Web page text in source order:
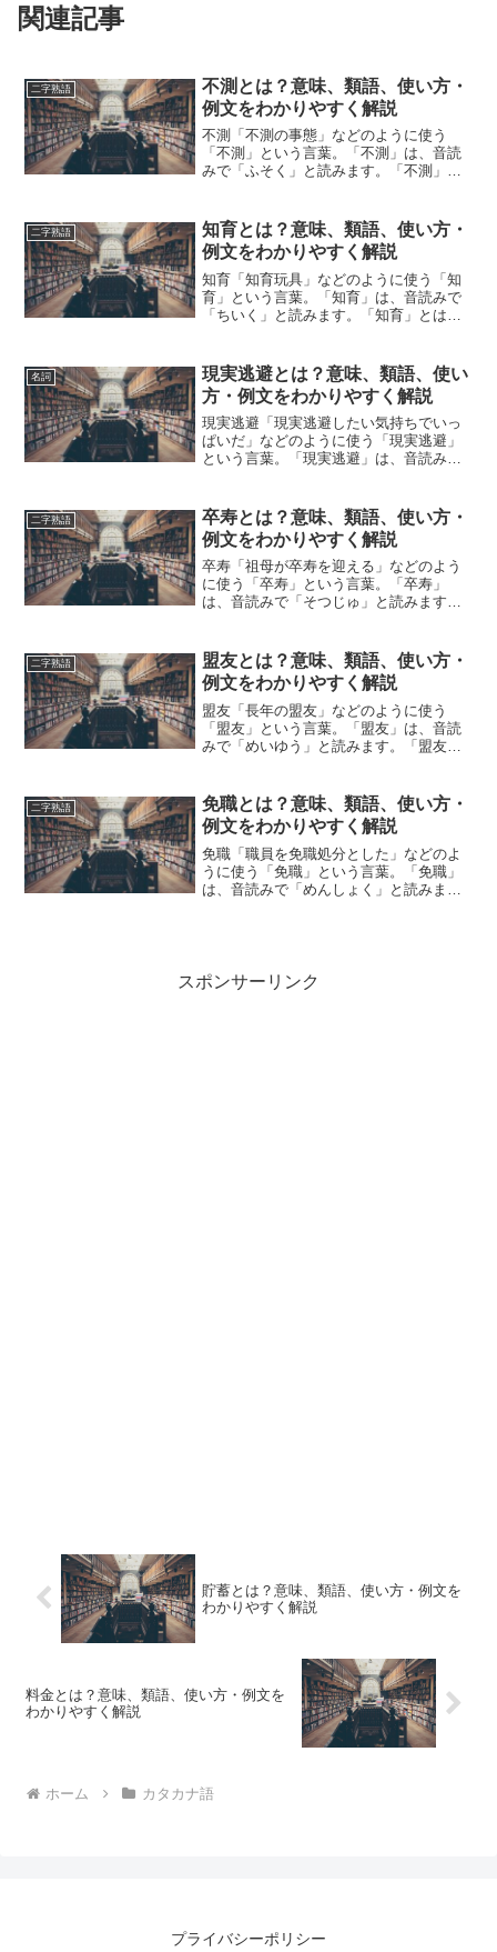
関連記事
二字熟語
不測とは？意味、類語、使い方・
例文をわかりやすく解説
不測「不測の事態」などのように使う
「不測」という言葉。「不測」は、音読
みで「ふそく」と読みます。「不測」と
類語について、小説などの用例を紹介し
て、わかりやすく解説してい...
二字熟語
知育とは？意味、類語、使い方・
例文をわかりやすく解説
知育「知育玩具」などのように使う「知
育」という言葉。「知育」は、音読みで
「ちいく」と読みます。「知育」とは、
について、小説などの用例を紹介して、
わかりやすく解説していき...
名詞
現実逃避とは？意味、類語、使い
方・例文をわかりやすく解説
現実逃避「現実逃避したい気持ちでいっ
ぱいだ」などのように使う「現実逃避」
という言葉。「現実逃避」は、音読みで
ょうか？この記事では「現実逃避」の意
味や使い方や類語について...
二字熟語
卒寿とは？意味、類語、使い方・
例文をわかりやすく解説
卒寿「祖母が卒寿を迎える」などのよう
に使う「卒寿」という言葉。「卒寿」
は、音読みで「そつじゅ」と読みます。
や使い方や類語について、小説などの用
例を紹介して、わかりやすく...
二字熟語
盟友とは？意味、類語、使い方・
例文をわかりやすく解説
盟友「長年の盟友」などのように使う
「盟友」という言葉。「盟友」は、音読
みで「めいゆう」と読みます。「盟友」
方や類語について、小説などの用例を紹
介して、わかりやすく解説して...
二字熟語
免職とは？意味、類語、使い方・
例文をわかりやすく解説
免職「職員を免職処分とした」などのよ
うに使う「免職」という言葉。「免職」
は、音読みで「めんしょく」と読みま
スポンサーリンク
貯蓄とは？意味、類語、使い方・例文を
わかりやすく解説
料金とは？意味、類語、使い方・例文を
わかりやすく解説
ホーム カタカナ語
プライバシーポリシー